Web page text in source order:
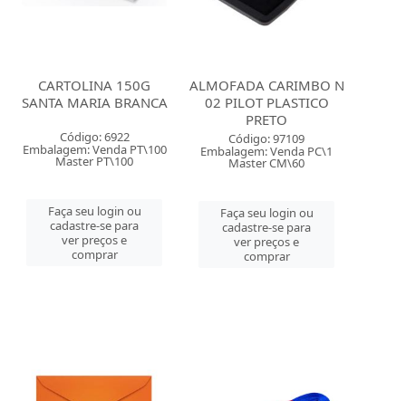
CARTOLINA 150G
SANTA MARIA BRANCA
Código: 6922
Embalagem: Venda PT\100
Master PT\100
Faça seu login ou
cadastre-se para
ver preços e
comprar
ALMOFADA CARIMBO N
02 PILOT PLASTICO
PRETO
Código: 97109
Embalagem: Venda PC\1
Master CM\60
Faça seu login ou
cadastre-se para
ver preços e
comprar